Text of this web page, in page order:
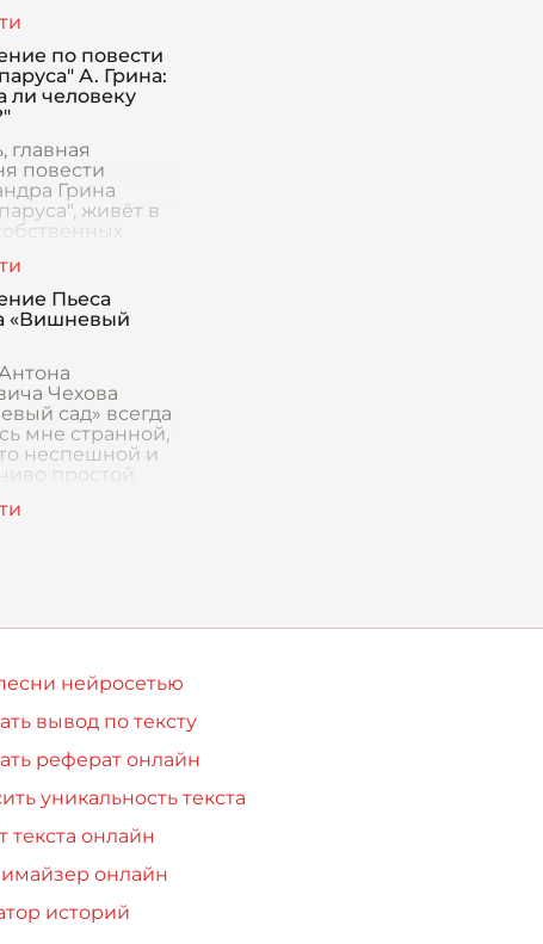
Грина
В ней
по повести
А. Грина:
ли человеку
главная
повести
Грина
живёт в
и
рыбацкого
Каперна. Её
Пьеса
«Вишневый
Чехова
сад» всегда
мне странной,
неспешной и
простой.
классе, я
нейросетью
вывод по тексту
реферат онлайн
уникальность текста
текста онлайн
онлайн
историй